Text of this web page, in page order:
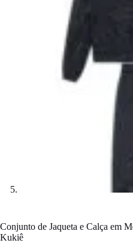
Conjunto de Jaqueta e Calça em
Kukiê